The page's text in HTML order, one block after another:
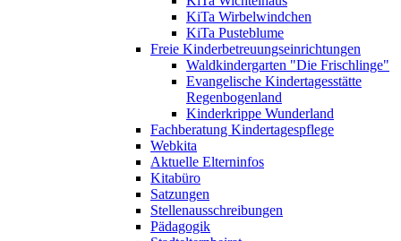
KiTa Wirbelwindchen
KiTa Pusteblume
Freie Kinderbetreuungseinrichtungen
Waldkindergarten "Die Frischlinge"
Evangelische Kindertagesstätte
Regenbogenland
Kinderkrippe Wunderland
Fachberatung Kindertagespflege
Webkita
Aktuelle Elterninfos
Kitabüro
Satzungen
Stellenausschreibungen
Pädagogik